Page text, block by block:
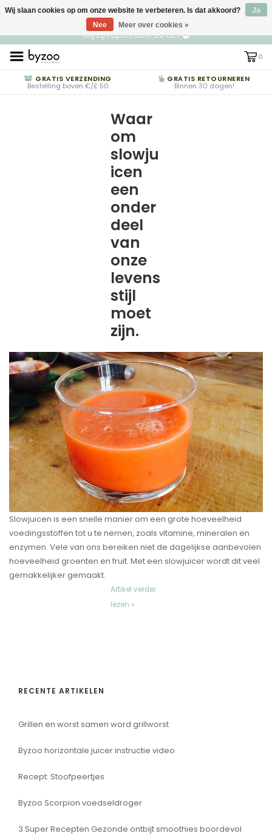
NL
€ EUR
Wij zijn open tot 17:00 CET
0
GRATIS VERZENDING
Bestelling boven €/£ 50
GRATIS RETOURNEREN
Binnen 30 dagen!
Waar
om
slowju
icen
een
onder
deel
van
onze
levens
stijl
moet
zijn.
Slowjuicen is een snelle manier om een grote hoeveelheid
voedingsstoffen tot u te nemen, zoals vitamine, mineralen en
enzymen. Vele van ons bereiken niet de dagelijkse aanbevolen
hoeveelheid groenten en fruit. Met een slowjuicer wordt dit veel
gemakkelijker gemaakt.
Artikel verder
lezen »
RECENTE ARTIKELEN
Grillen en worst samen word grillworst
Byzoo horizontale juicer instructie video
Recept: Stoofpeertjes
Byzoo Scorpion voedseldroger
3 Super Recepten Gezonde ontbijt smoothies boordevol
Wij slaan cookies op om onze website te verbeteren. Is dat akkoord?
Ja
Nee
Meer over cookies »